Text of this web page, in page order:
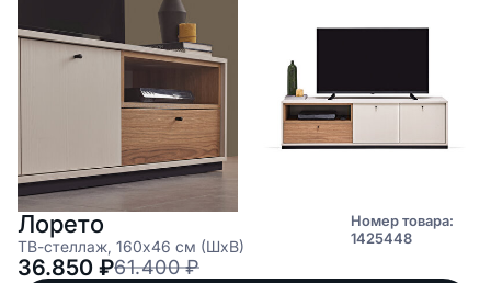
Лорето
ТВ-стеллаж, 160x46 см (ШxВ)
Номер товара:
1425448
61.400 ₽
36.850 ₽